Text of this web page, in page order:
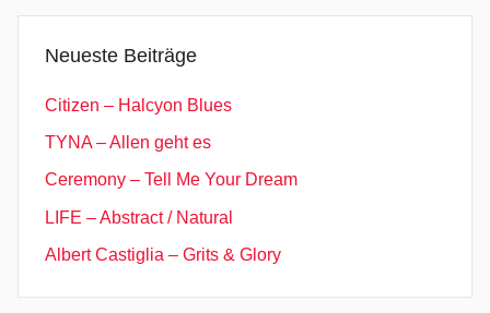
Neueste Beiträge
Citizen – Halcyon Blues
TYNA – Allen geht es
Ceremony – Tell Me Your Dream
LIFE – Abstract / Natural
Albert Castiglia – Grits & Glory